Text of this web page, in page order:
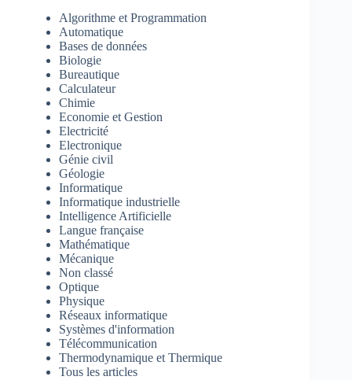
Algorithme et Programmation
Automatique
Bases de données
Biologie
Bureautique
Calculateur
Chimie
Economie et Gestion
Electricité
Electronique
Génie civil
Géologie
Informatique
Informatique industrielle
Intelligence Artificielle
Langue française
Mathématique
Mécanique
Non classé
Optique
Physique
Réseaux informatique
Systèmes d'information
Télécommunication
Thermodynamique et Thermique
Tous les articles